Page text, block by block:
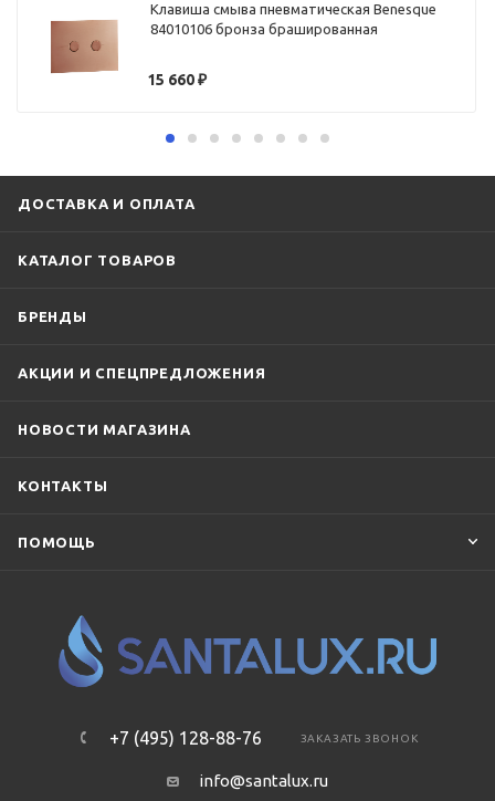
Клавиша смыва пневматическая Benesque
84010106 бронза брашированная
15 660₽
ДОСТАВКА И ОПЛАТА
КАТАЛОГ ТОВАРОВ
БРЕНДЫ
АКЦИИ И СПЕЦПРЕДЛОЖЕНИЯ
НОВОСТИ МАГАЗИНА
КОНТАКТЫ
ПОМОЩЬ
+7 (495) 128-88-76 ЗАКАЗАТЬ ЗВОНОК
info@santalux.ru